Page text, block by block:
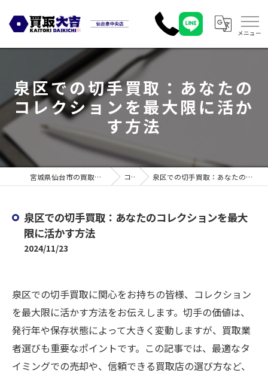
泉区での切手買取：あなたの
コレクションを最大限に活か
す方法
宮城県仙台市の買取なら買取大吉 仙台泉中央店 コラム 泉区での切手買取：あなたのコレクションを最大限に活かす方法
泉区での切手買取：あなたのコレクションを最大
限に活かす方法
2024/11/23
泉区での切手買取に関心をお持ちの皆様、コレクション
を最大限に活かす方法をお伝えします。切手の価値は、
発行年や保存状態によって大きく変動しますが、買取業
者選びも重要なポイントです。この記事では、最適なタ
イミングでの売却や、信頼できる買取店の選び方など、